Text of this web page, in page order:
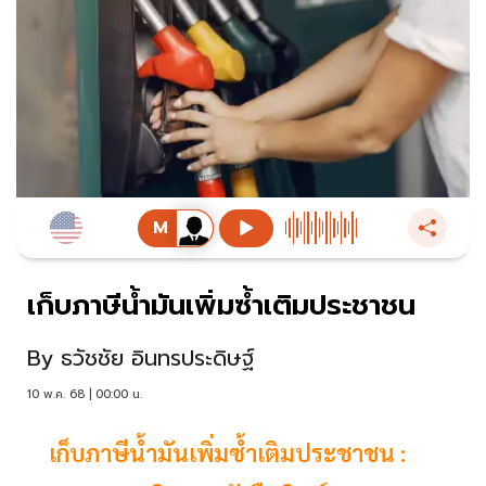
เก็บภาษีนํ้ามันเพิ่มซํ้าเติมประชาชน
By ธวัชชัย อินทรประดิษฐ์
10 พ.ค. 68 | 00:00 น.
เก็บภาษีนํ้ามันเพิ่มซํ้าเติมประชาชน :